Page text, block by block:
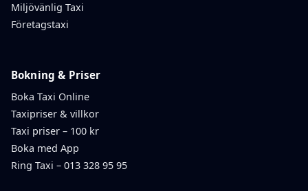
Miljövänlig Taxi
Företagstaxi
Bokning & Priser
Boka Taxi Online
Taxipriser & villkor
Taxi priser – 100 kr
Boka med App
Ring Taxi – 013 328 95 95